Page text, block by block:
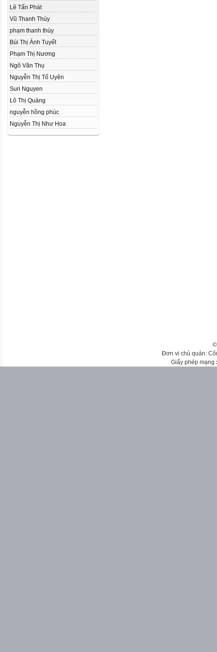
Lê Tấn Phát
Vũ Thanh Thùy
phạm thanh thùy
Bùi Thị Ánh Tuyết
Phạm Thị Nương
Ngô Văn Thụ
Nguyễn Thị Tố Uyên
Suri Nguyen
Lô Thị Quảng
nguyễn hồng phúc
Nguyễn Thị Như Hoa
Đơn vị chủ quản:
Giấy phép mạng